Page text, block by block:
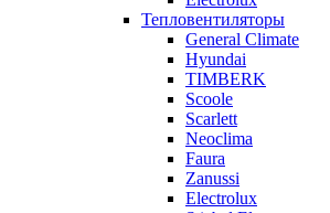
Тепловентиляторы
General Climate
Hyundai
TIMBERK
Scoole
Scarlett
Neoclima
Faura
Zanussi
Electrolux